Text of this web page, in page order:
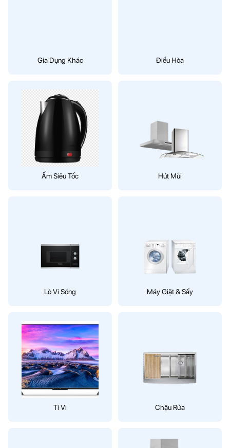
Gia Dụng Khác Điều Hòa
Ấm Siêu Tốc Hút Mùi
Lò Vi Sóng Máy Giặt & Sấy
Ti Vi Chậu Rửa